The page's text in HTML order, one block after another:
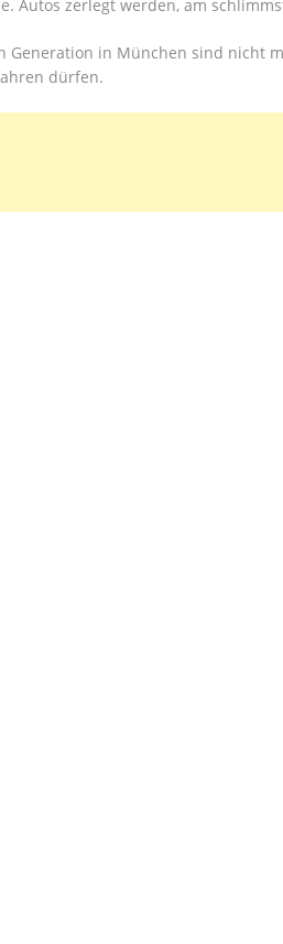
Autos zerlegt werden, am
Generation in München sind nicht
dürfen.